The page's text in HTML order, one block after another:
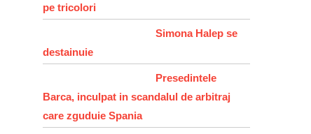
pe tricolori
Simona Halep se
destainuie
Presedintele
Barca, inculpat in scandalul de arbitraj
care zguduie Spania